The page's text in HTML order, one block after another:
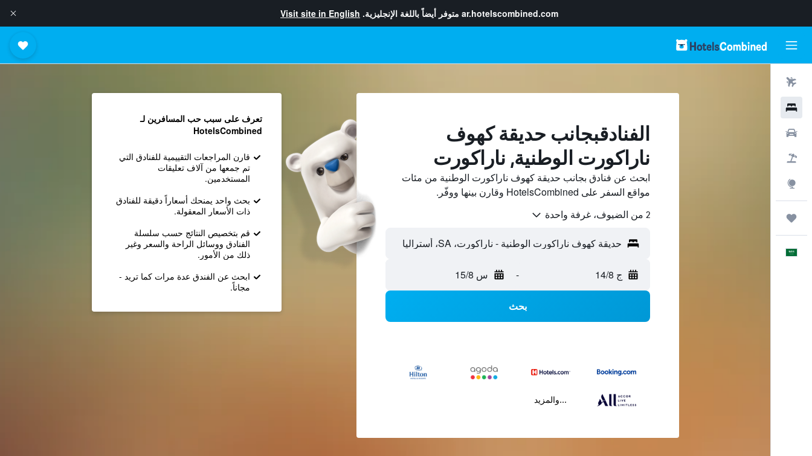
ar.hotelscombined.com متوفر أيضاً باللغة الإنجليزية. Visit site in English
الفنادقبجانب حديقة كهوف
ناراكورت الوطنية, ناراكورت
ابحث عن فنادق بجانب حديقة كهوف ناراكورت الوطنية من مئات
مواقع السفر على HotelsCombined وقارن بينها ووفّر.
2 من الضيوف، غرفة واحدة
ج 14/8 - س 15/8
بحث
...والمزيد
تعرف على سبب حب المسافرين لـ
HotelsCombined
قارن المراجعات التقييمية للفنادق التي
تم جمعها من آلاف تعليقات
المستخدمين.
بحث واحد يمنحك أسعاراً دقيقة للفنادق
ذات الأسعار المعقولة.
قم بتخصيص النتائج حسب سلسلة
الفنادق ووسائل الراحة والسعر وغير
ذلك من الأمور.
ابحث عن الفندق عدة مرات كما تريد -
مجاناً.